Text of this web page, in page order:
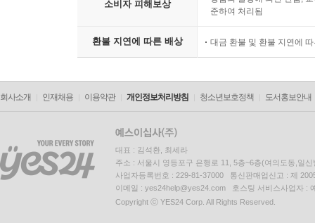
소비자 피해보상
준하여 처리됨
환불 지연에 따른 배상 대금 환불 및 환불 지연에
회사소개 인재채용 이용약관 개인정보처리방침 청소년보호정책 도서홍보안내
대표 : 김석환, 최세라
주소 : 서울시 영등포구 은행로 11, 5층~6층(여의도동,일신
사업자등록번호 : 229-81-37000 통신판매업신고 : 제
이메일 : yes24help@yes24.com 호스팅 서비스사업자 :
Copyright ⓒ YES24 Corp. All Rights Reserved.